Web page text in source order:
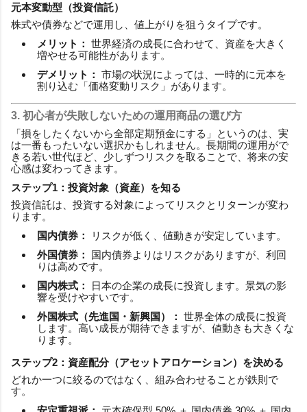
元本変動型（投資信託）
株式や債券などで運用し、値上がりを狙うタイプです。
メリット： 世界経済の成長に合わせて、資産を大きく
増やせる可能性があります。
デメリット： 市場の状況によっては、一時的に元本を
割り込む「価格変動リスク」があります。
3. 初心者が失敗しないための運用商品の選び方
「損をしたくないから全部定期預金にする」というのは、実
は一番もったいない選択かもしれません。長期間の運用がで
きる若い世代ほど、少しずつリスクを取ることで、将来の安
心感は変わってきます。
ステップ1：投資対象（資産）を知る
投資信託は、投資する対象によってリスクとリターンが変わ
ります。
国内債券：
リスクが低く、値動きが安定しています。
外国債券：
国内債券よりはリスクがありますが、利回
りは高めです。
国内株式：
日本の企業の成長に投資します。景気の影
響を受けやすいです。
外国株式（先進国・新興国）： 世界全体の成長に投資
します。高い成長が期待できますが、値動きも大きくな
ります。
ステップ2：資産配分（アセットアロケーション）を決める
どれか一つに絞るのではなく、組み合わせることが鉄則で
す。